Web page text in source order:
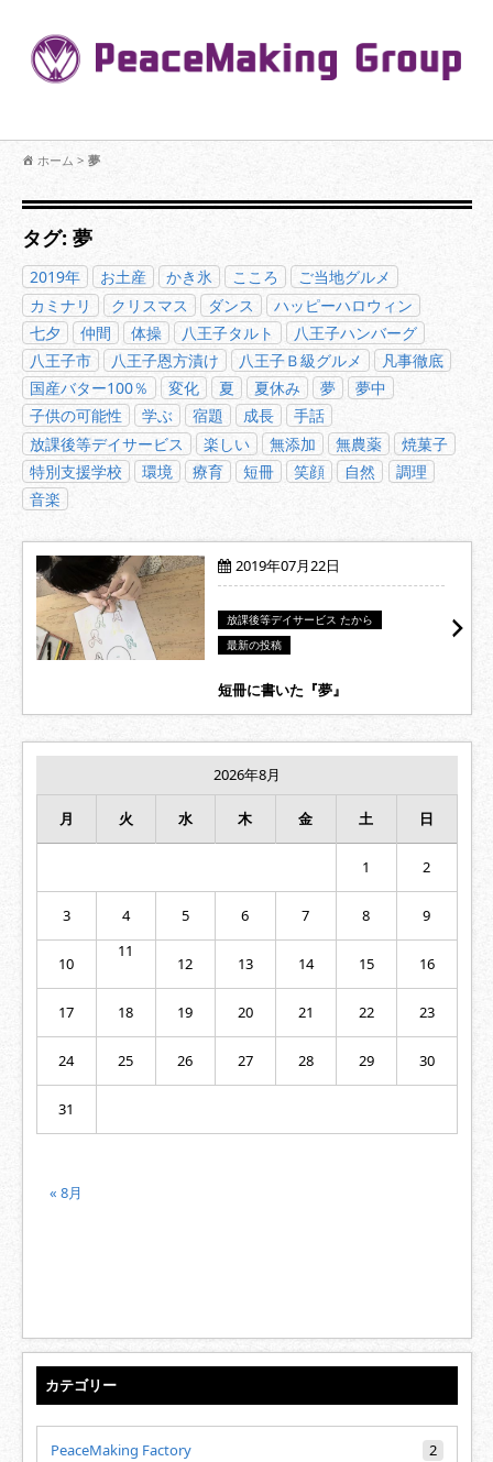
【公式】PeaceMaking Groupはお客様には一対一で向き合い、ご家族
を意図したコミュニケーションを大切にし【家族の絆】に寄り添いま
ホーム > 夢
タグ: 夢
2019年 お土産 かき氷 こころ
ご当地グルメ
カミナリ
クリスマス ダンス
ハッピーハロウィン
七夕
仲間 体操 八王子タルト
八王子ハンバーグ
八王子市
八王子恩方漬け 八王子Ｂ級グルメ
凡事徹底
国産バター100％
変化 夏 夏休み 夢
夢中
子供の可能性
学ぶ 宿題 成長
手話
放課後等デイサービス
楽しい 無添加 無農薬
焼菓子
特別支援学校
環境 療育 短冊 笑顔 自然
調理
音楽
2019年07月22日
放課後等デイサービス たから
最新の投稿
短冊に書いた『夢』
2026年8月
月 火 水 木 金 土 日
1 2
3 4 5 6 7 8 9
10
11
12 13 14 15 16
17 18 19 20 21 22 23
24 25 26 27 28 29 30
31
« 8月
カテゴリー
PeaceMaking Factory 2